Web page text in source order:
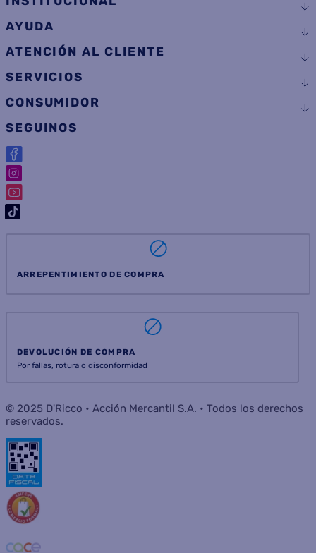
AYUDA
ATENCIÓN AL CLIENTE
SERVICIOS
CONSUMIDOR
SEGUINOS
ARREPENTIMIENTO DE COMPRA
DEVOLUCIÓN DE COMPRA
Por fallas, rotura o disconformidad
© 2025 D'Ricco • Acción Mercantil S.A. • Todos los derechos
reservados.